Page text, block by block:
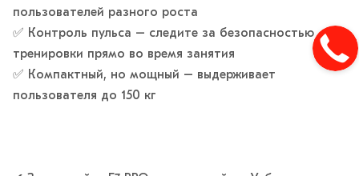
пользователей разного роста
✅ Контроль пульса – следите за безопасностью
тренировки прямо во время занятия
✅ Компактный, но мощный – выдерживает
пользователя до 150 кг